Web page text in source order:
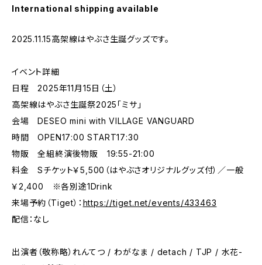
International shipping available
2025.11.15高架線はやぶさ生誕グッズです。
イベント詳細
日程 2025年11月15日（土）
高架線はやぶさ生誕祭2025「ミサ」
会場 DESEO mini with VILLAGE VANGUARD
時間 OPEN17:00 START17:30
物販 全組終演後物販 19:55-21:00
料金 Sチケット￥5,500（はやぶさオリジナルグッズ付）／一般
￥2,400 ※各別途1Drink
来場予約（Tiget）： https://tiget.net/events/433463
配信：なし
出演者（敬称略）れんてつ / わがなま / detach / TJP / 水花-